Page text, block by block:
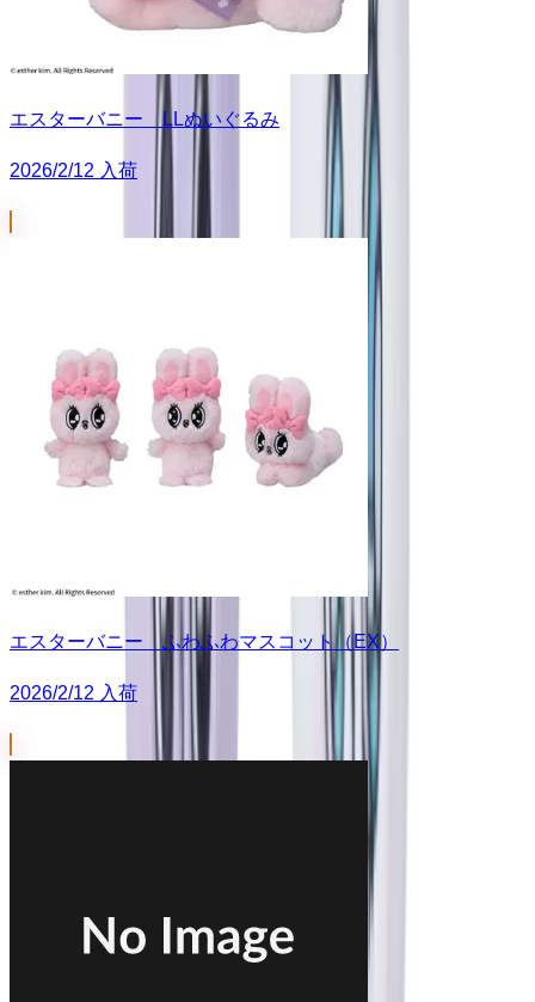
エスターバニー LLぬいぐるみ
2026/2/12 入荷
エスターバニー ふわふわマスコット（EX）
2026/2/12 入荷